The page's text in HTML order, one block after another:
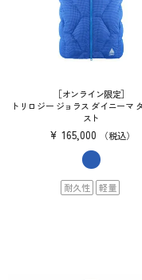
［オンライン限定］
トリロジー ジョラス ダイニーマ
スト
¥ 165,000 税込
耐久性 軽量